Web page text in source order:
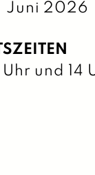
Juni 2026
Uhr und 14